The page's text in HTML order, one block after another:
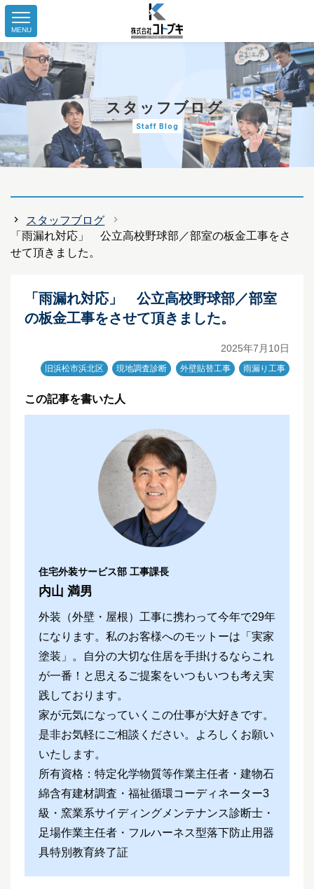
MENU
スタッフブログ
Staff Blog
スタッフブログ
「雨漏れ対応」 公立高校野球部／部室の板金工事をさ
せて頂きました。
「雨漏れ対応」 公立高校野球部／部室
の板金工事をさせて頂きました。
2025年7月10日
旧浜松市浜北区 現地調査診断 外壁貼替工事 雨漏り工事
この記事を書いた人
住宅外装サービス部 工事課長
内山 満男
外装（外壁・屋根）工事に携わって今年で29年
になります。私のお客様へのモットーは「実家
塗装」。自分の大切な住居を手掛けるならこれ
が一番！と思えるご提案をいつもいつも考え実
践しております。
家が元気になっていくこの仕事が大好きです。
是非お気軽にご相談ください。よろしくお願い
いたします。
所有資格：特定化学物質等作業主任者・建物石
綿含有建材調査・福祉循環コーディネーター3
級・窯業系サイディングメンテナンス診断士・
足場作業主任者・フルハーネス型落下防止用器
具特別教育終了証